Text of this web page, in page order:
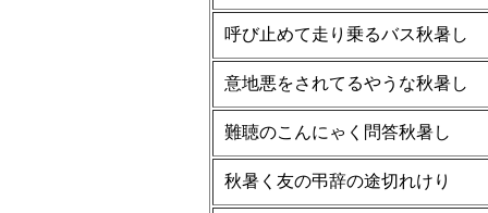
呼び止めて走り乗るバス秋暑し
意地悪をされてるやうな秋暑し
難聴のこんにゃく問答秋暑し
秋暑く友の弔辞の途切れけり